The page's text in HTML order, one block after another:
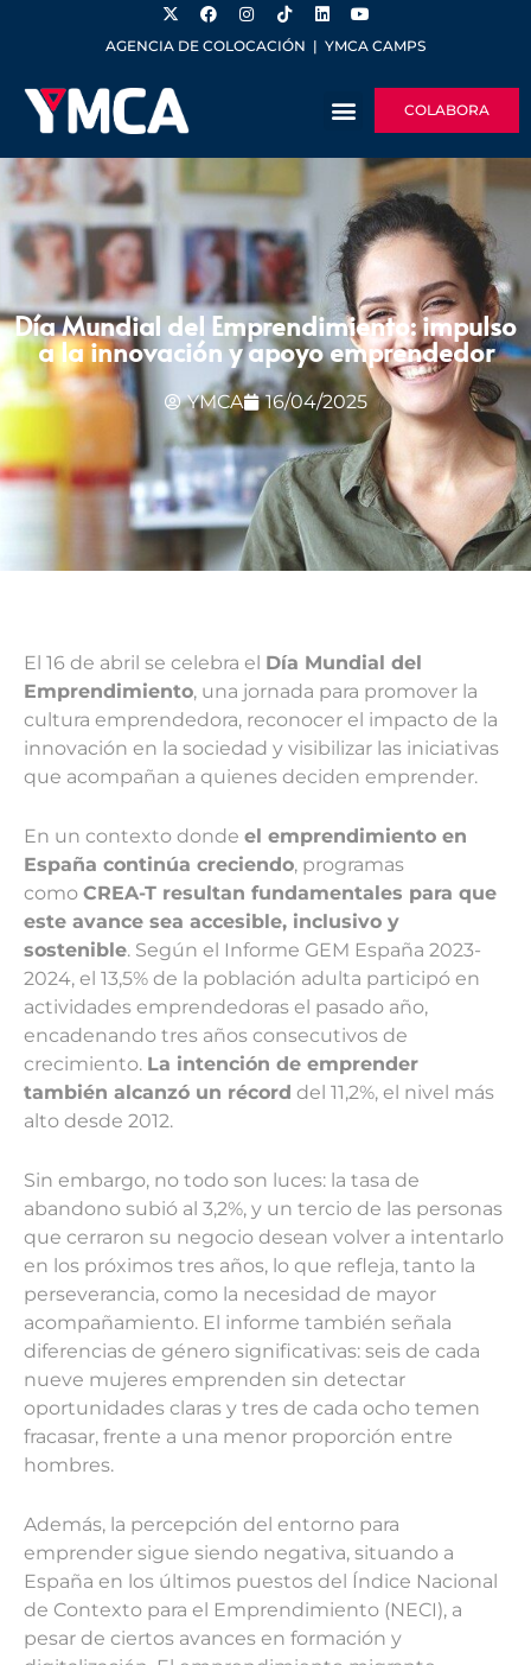
AGENCIA DE COLOCACIÓN | YMCA CAMPS
COLABORA
Día Mundial del Emprendimiento: impulso
a la innovación y apoyo emprendedor
YMCA 16/04/2025
El 16 de abril se celebra el Día Mundial del
Emprendimiento, una jornada para promover la
cultura emprendedora, reconocer el impacto de la
innovación en la sociedad y visibilizar las iniciativas
que acompañan a quienes deciden emprender.
En un contexto donde el emprendimiento en
España continúa creciendo, programas
como CREA-T resultan fundamentales para que
este avance sea accesible, inclusivo y
sostenible. Según el Informe GEM España 2023-
2024, el 13,5% de la población adulta participó en
actividades emprendedoras el pasado año,
encadenando tres años consecutivos de
crecimiento. La intención de emprender
también alcanzó un récord del 11,2%, el nivel más
alto desde 2012.
Sin embargo, no todo son luces: la tasa de
abandono subió al 3,2%, y un tercio de las personas
que cerraron su negocio desean volver a intentarlo
en los próximos tres años, lo que refleja, tanto la
perseverancia, como la necesidad de mayor
acompañamiento. El informe también señala
diferencias de género significativas: seis de cada
nueve mujeres emprenden sin detectar
oportunidades claras y tres de cada ocho temen
fracasar, frente a una menor proporción entre
hombres.
Además, la percepción del entorno para
emprender sigue siendo negativa, situando a
España en los últimos puestos del Índice Nacional
de Contexto para el Emprendimiento (NECI), a
pesar de ciertos avances en formación y